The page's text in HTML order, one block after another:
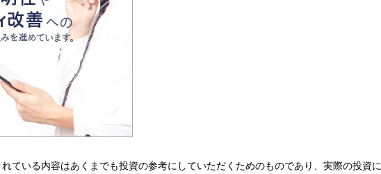
ている内容はあくまでも投資の参考にしていただくためのものであり、実際の投資に